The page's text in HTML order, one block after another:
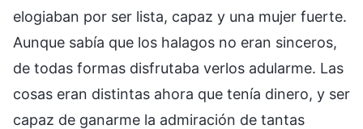
elogiaban por ser lista, capaz y una mujer fuerte.
Aunque sabía que los halagos no eran sinceros,
de todas formas disfrutaba verlos adularme. Las
cosas eran distintas ahora que tenía dinero, y ser
capaz de ganarme la admiración de tantas